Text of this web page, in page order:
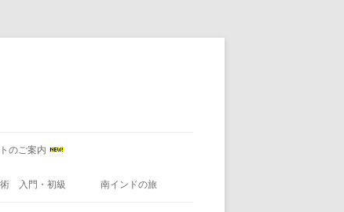
のご案内
入門・初級 南インドの旅